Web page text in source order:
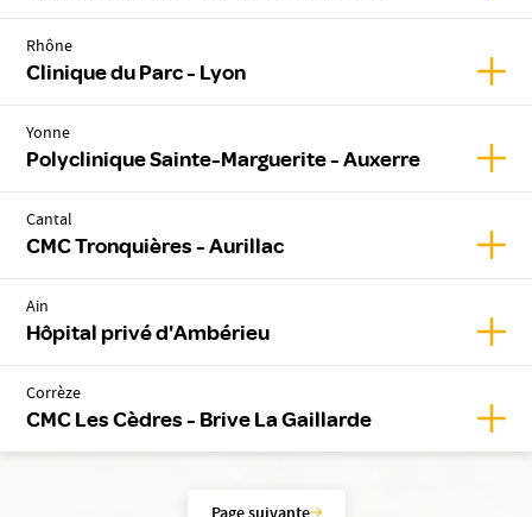
Rhône
Clinique du Parc - Lyon
Yonne
Polyclinique Sainte-Marguerite - Auxerre
Cantal
CMC Tronquières - Aurillac
Ain
Hôpital privé d'Ambérieu
Corrèze
CMC Les Cèdres - Brive La Gaillarde